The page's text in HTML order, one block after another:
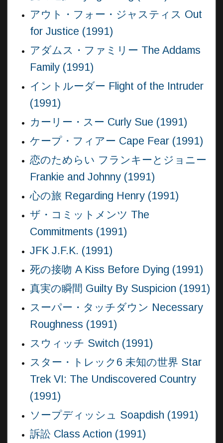
アウト・フォー・ジャスティス Out
for Justice (1991)
アダムス・ファミリー The Addams
Family (1991)
イントルーダー Flight of the Intruder
(1991)
カーリー・スー Curly Sue (1991)
ケープ・フィアー Cape Fear (1991)
恋のためらい フランキーとジョニー
Frankie and Johnny (1991)
心の旅 Regarding Henry (1991)
ザ・コミットメンツ The
Commitments (1991)
JFK J.F.K. (1991)
死の接吻 A Kiss Before Dying (1991)
真実の瞬間 Guilty By Suspicion (1991)
スーパー・タッチダウン Necessary
Roughness (1991)
スウィッチ Switch (1991)
スター・トレック6 未知の世界 Star
Trek VI: The Undiscovered Country
(1991)
ソープディッシュ Soapdish (1991)
訴訟 Class Action (1991)